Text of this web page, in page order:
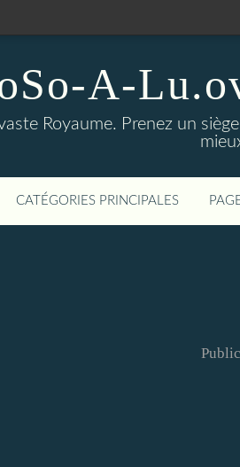
A-
Royaume. Prenez un
CATÉGORIES PRINCIPALES